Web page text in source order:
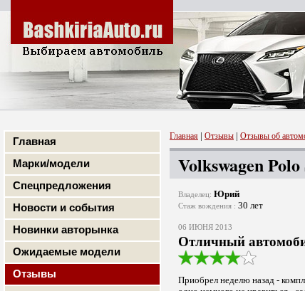
Главная
Марки/модели
Спецпредложения
Новости и события
Новинки авторынка
Ожидаемые модели
Отзывы
Главная | Отзывы | Отзывы об
Volkswagen
Владелец: Юрий
Стаж вождения : 30 лет
06 ИЮНЯ 2013
Отличный
Приобрел неделю назад -